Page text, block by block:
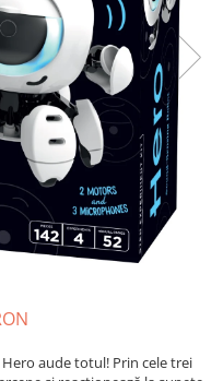
aude totul! Prin cele trei